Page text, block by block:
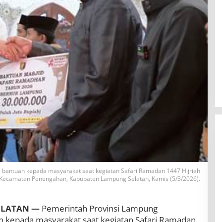
kepada masyarakat saat kegiatan Safari Ramadan 1447 Hijriah
Penengahan, Kabupaten Lampung Selatan, Kamis (5/3/2026).
— Pemerintah Provinsi Lampung
masyarakat saat kegiatan Safari Ramadan
Pengaman Pantai Mandiri Sejati
Penuhi Standar Mutu